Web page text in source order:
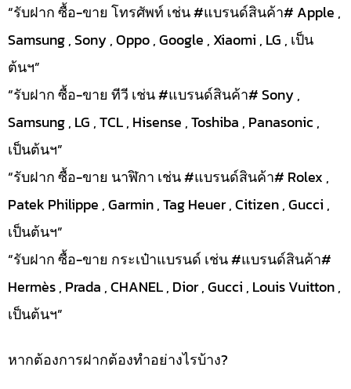
“รับฝาก ซื้อ-ขาย โทรศัพท์ เช่น #แบรนด์สินค้า# Apple ,
Samsung , Sony , Oppo , Google , Xiaomi , LG , เป็น
ต้นฯ”
“รับฝาก ซื้อ-ขาย ทีวี เช่น #แบรนด์สินค้า# Sony ,
Samsung , LG , TCL , Hisense , Toshiba , Panasonic ,
เป็นต้นฯ”
“รับฝาก ซื้อ-ขาย นาฬิกา เช่น #แบรนด์สินค้า# Rolex ,
Patek Philippe , Garmin , Tag Heuer , Citizen , Gucci ,
เป็นต้นฯ”
“รับฝาก ซื้อ-ขาย กระเป๋าแบรนด์ เช่น #แบรนด์สินค้า#
Hermès , Prada , CHANEL , Dior , Gucci , Louis Vuitton ,
เป็นต้นฯ”
หากต้องการฝากต้องทำอย่างไรบ้าง?